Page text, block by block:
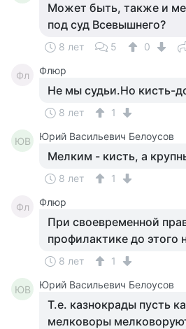
Может быть, также и
под суд Всевышнего?
8 лет 5 0
Фл Флюр
Не мы судьи.Но кисть-
8 лет 1
ЮВ Юрий Васильевич Белоусов
Мелким - кисть, а
8 лет 1
Фл Флюр
При своевременной
профилактике до этого
8 лет 1
ЮВ Юрий Васильевич Белоусов
Т.е. казнокрады пусть
мелковоры